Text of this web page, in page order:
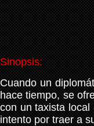
Sinopsis:
Cuando un
hace tiempo, se
con un taxista
intento por traer a